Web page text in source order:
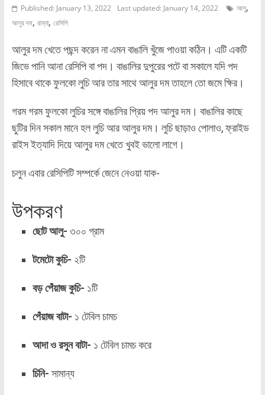
Published: January 13, 2022 Last updated: January 14, 2022 আলু,
আলুর দম, রান্না, রেসিপি
আলুর দম খেতে পছন্দ করেন না এমন বাঙালি খুঁজে পাওয়া কঠিন। এটি একটি
জিভে পানি আনা রেসিপি বা পদ। বাঙালির দুপুরের পটে বা সকালে যদি পদ
হিসাবে থাকে ফুলকো লুচি আর তার সাথে আলুর দম তাহলে তো জমে ক্ষির।
গরম গরম ফুলকো লুচির সঙ্গে বাঙালির প্রিয় পদ আলুর দম। বাঙালির কাছে
ছুটির দিন সকাল মানে হল লুচি আর আলুর দম। লুচি ছাড়াও পোলাও, ফ্রাইড
রাইস ইত্যাদি দিয়ে আলুর দম খেতে খুবই ভালো লাগে।
চলুন এবার রেসিপিটি সম্পর্কে জেনে নেওয়া যাক-
উপকরণ
ছোট আলু- ৩০০ গ্রাম
টমেটো কুচি- ২টি
বড় পেঁয়াজ কুচি- ১টি
পেঁয়াজ বাটা- ১ টেবিল চামচ
আদা ও রসুন বাটা- ১ টেবিল চামচ করে
চিনি- সামান্য